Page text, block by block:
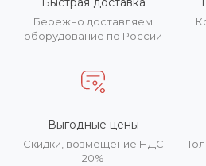
Бережно доставляем
оборудование по России
Выгодные цены
Скидки, возмещение НДС
20%